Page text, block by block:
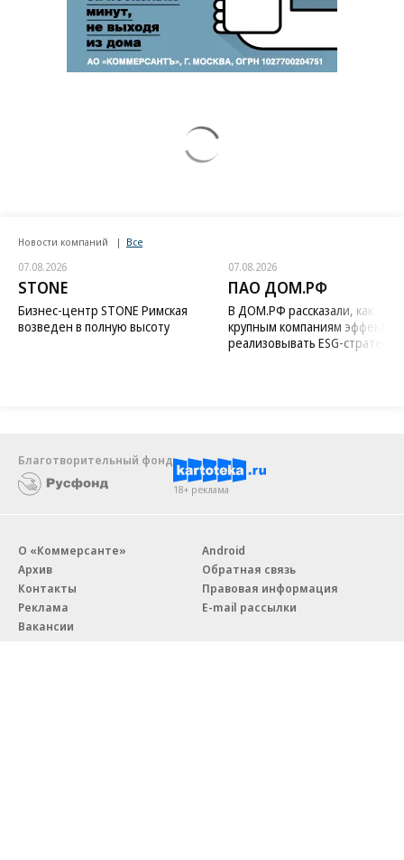
Новости компаний Все
07.08.2026
STONE
Бизнес-центр STONE Римская
возведен в полную высоту
07.08.2026
ПАО ДОМ.РФ
В ДОМ.РФ рассказали, как
крупным компаниям
реализовывать ESG-стратегию
Благотворительный фонд
18+ реклама
О «Коммерсанте»
Архив
Контакты
Реклама
Вакансии
Android
Обратная связь
Правовая информация
E-mail рассылки